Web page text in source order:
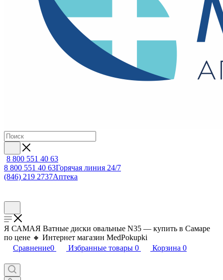
8 800 551 40 63
8 800 551 40 63Горячая линия 24/7
(846) 219 2737Аптека
Я САМАЯ Ватные диски овальные N35 — купить в Самаре
по цене 🔸 Интернет магазин MedPokupki
Сравнение0 Избранные товары 0 Корзина 0